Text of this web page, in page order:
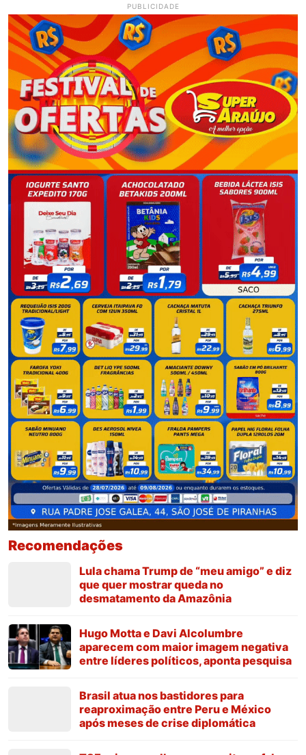
PUBLICIDADE
Recomendações
Lula chama Trump de “meu amigo” e diz
que quer mostrar queda no
desmatamento da Amazônia
Hugo Motta e Davi Alcolumbre
aparecem com maior imagem negativa
entre líderes políticos, aponta pesquisa
Brasil atua nos bastidores para
reaproximação entre Peru e México
após meses de crise diplomática